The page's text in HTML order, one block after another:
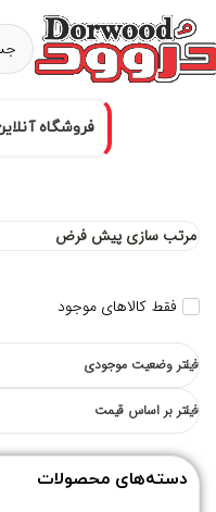
فروشگاه
فقط کالاهای موجود
فیلتر وضعیت موجودی
فیلتر بر اساس قیمت
دسته‌های محصولات